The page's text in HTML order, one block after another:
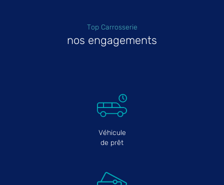
Top Carrosserie
nos engagements
Véhicule
de prêt